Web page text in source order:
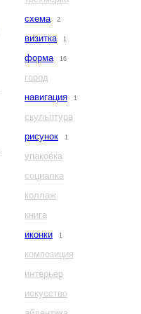
схема
2
визитка 1
форма 16
город
навигация
1
скульптура
рисунок
1
упаковка
социалка
коллаж
книга
иконки
1
композиция
интерьер
искусство